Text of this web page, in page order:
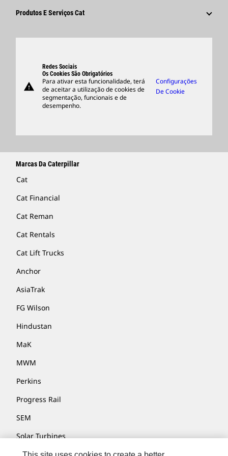
Inovação
Fornecedores
Produtos E Serviços Cat
Suporte
Merchandise
Encontrar Um Revendedor
warning
Redes Sociais
Os Cookies São Obrigatórios
Para ativar esta funcionalidade, terá
de aceitar a utilização de cookies de
segmentação, funcionais e de
desempenho.
Configurações
De Cookie
Marcas Da Caterpillar
Cat
Cat Financial
Cat Reman
Cat Rentals
Cat Lift Trucks
Anchor
AsiaTrak
FG Wilson
Hindustan
MaK
MWM
Perkins
Progress Rail
SEM
Solar Turbines